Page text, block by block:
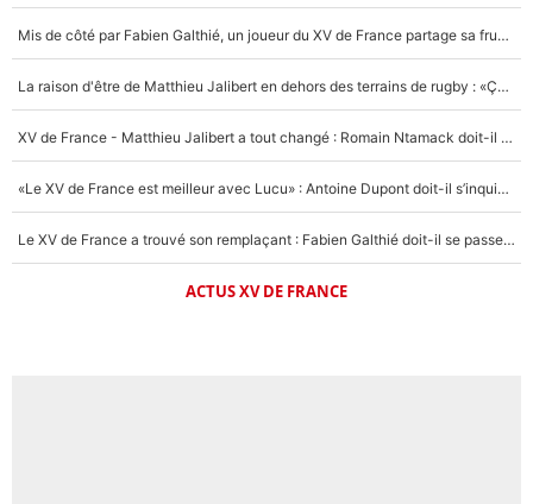
Mis de côté par Fabien Galthié, un joueur du XV de France partage sa frustration : «ils ne me l’ont pas dit tout de suite»
La raison d'être de Matthieu Jalibert en dehors des terrains de rugby : «Ça m'atteint autant que si tu touches à un membre de ma famille»
XV de France - Matthieu Jalibert a tout changé : Romain Ntamack doit-il s’inquiéter pour sa place à un an de la Coupe du monde ?
«Le XV de France est meilleur avec Lucu» : Antoine Dupont doit-il s’inquiéter pour sa place ?
Le XV de France a trouvé son remplaçant : Fabien Galthié doit-il se passer d'Antoine Dupont ?
ACTUS XV DE FRANCE